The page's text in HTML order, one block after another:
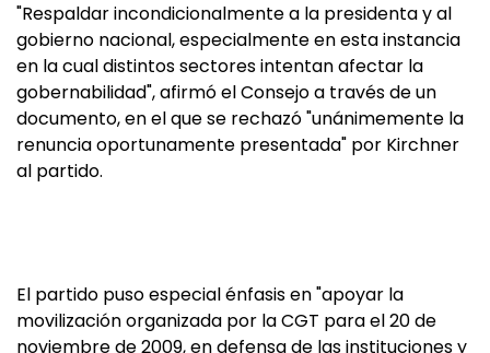
"Respaldar incondicionalmente a la presidenta y al
gobierno nacional, especialmente en esta instancia
en la cual distintos sectores intentan afectar la
gobernabilidad", afirmó el Consejo a través de un
documento, en el que se rechazó "unánimemente la
renuncia oportunamente presentada" por Kirchner
al partido.
El partido puso especial énfasis en "apoyar la
movilización organizada por la CGT para el 20 de
noviembre de 2009, en defensa de las instituciones y